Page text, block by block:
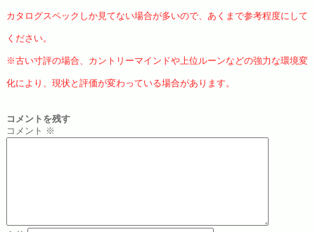
カタログスペックしか見てない場合が多いので、あくまで参考程度にして
ください。
※古い寸評の場合、カントリーマインドや上位ルーンなどの強力な環境変
化により、現状と評価が変わっている場合があります。
コメントを残す
コメント ※